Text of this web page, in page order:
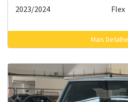
2023/2024
Flex
Mais